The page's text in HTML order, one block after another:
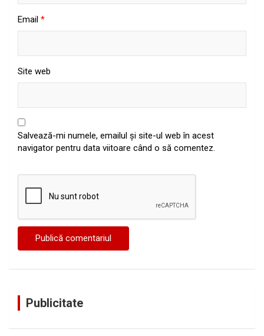
Email *
Site web
Salvează-mi numele, emailul și site-ul web în acest
navigator pentru data viitoare când o să comentez.
Publicitate